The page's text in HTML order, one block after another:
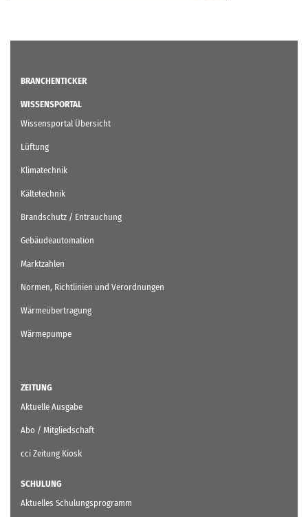
BRANCHENTICKER
WISSENSPORTAL
Wissensportal Übersicht
Lüftung
Klimatechnik
Kältetechnik
Brandschutz / Entrauchung
Gebäudeautomation
Marktzahlen
Normen, Richtlinien und Verordnungen
Wärmeübertragung
Wärmepumpe
ZEITUNG
Aktuelle Ausgabe
Abo / Mitgliedschaft
cci Zeitung Kiosk
SCHULUNG
Aktuelles Schulungsprogramm